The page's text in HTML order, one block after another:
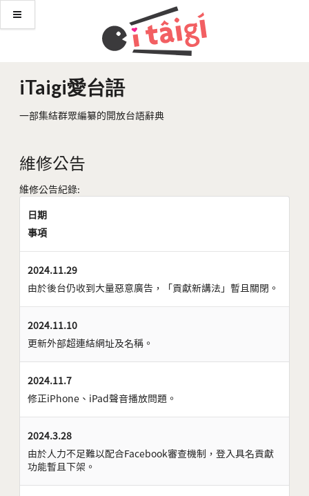
iTaigi愛台語
一部集結群眾編纂的開放台語辭典
維修公告
維修公告紀錄:
日期
事項
2024.11.29
由於後台仍收到大量惡意廣告，「貢獻新講法」暫且關閉。
2024.11.10
更新外部超連結網址及名稱。
2024.11.7
修正iPhone、iPad聲音播放問題。
2024.3.28
由於人力不足難以配合Facebook審查機制，登入具名貢獻
功能暫且下架。